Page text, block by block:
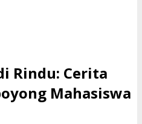
Rindu: Cerita
Mahasiswa